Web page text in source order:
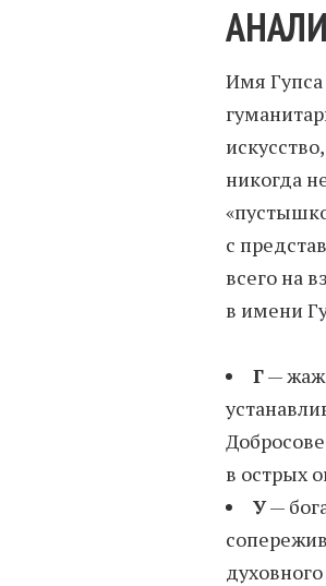
Имя Гупса
никогда
с
всего на
в имени
Г—
в острых
У—